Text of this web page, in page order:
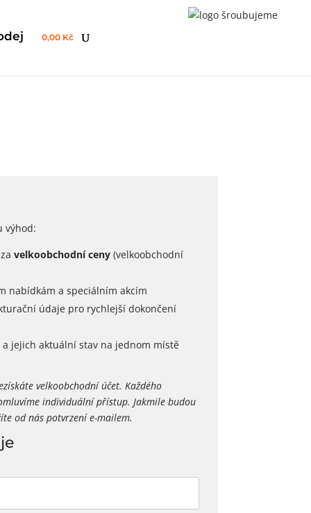
0,00 Kč
výhod:
velkoobchodní ceny (velkoobchodní
nabídkám a speciálním akcím
údaje pro rychlejší dokončení
jejich aktuální stav na jednom místě
velkoobchodní účet. Každého
individuální přístup. Jakmile budou
od nás potvrzení e-mailem.